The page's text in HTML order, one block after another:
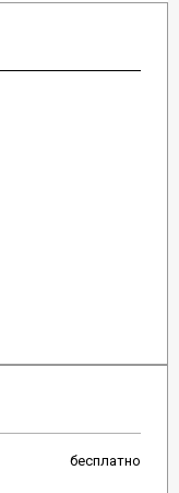
бесплатно